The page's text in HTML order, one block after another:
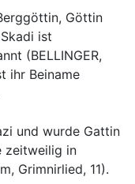
Göttin
ist
(BELLINGER,
ihr Beiname
und wurde Gattin
zeitweilig in
Grimnirlied, 11).